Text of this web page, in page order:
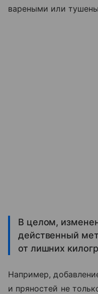
вареными или
В целом,
действенный
от лишних
Например,
и пряностей не